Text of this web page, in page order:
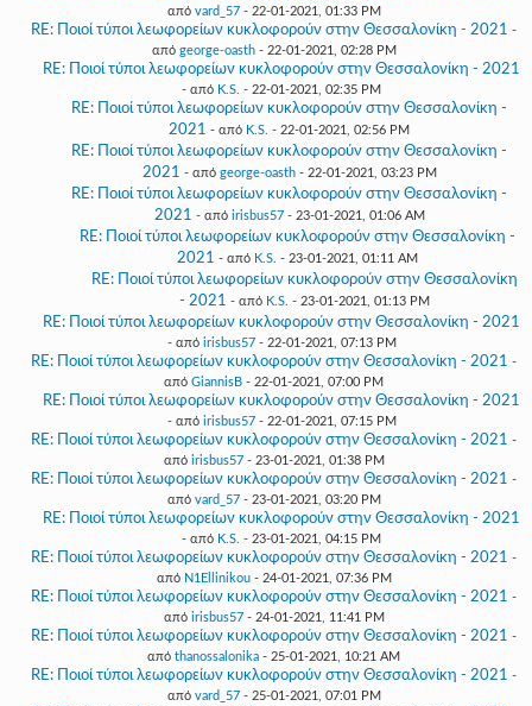
από vard_57- 22-01-2021, 01:33 PM
RE: Ποιοί τύποι λεωφορείων κυκλοφορούν στην Θεσσαλονίκη - 2021 -
από george-oasth- 22-01-2021, 02:28 PM
RE: Ποιοί τύποι λεωφορείων κυκλοφορούν στην Θεσσαλονίκη - 2021
- από K.S. - 22-01-2021, 02:35 PM
RE: Ποιοί τύποι λεωφορείων κυκλοφορούν στην Θεσσαλονίκη -
2021 - από K.S. - 22-01-2021, 02:56 PM
RE: Ποιοί τύποι λεωφορείων κυκλοφορούν στην Θεσσαλονίκη -
2021 - από george-oasth- 22-01-2021, 03:23 PM
RE: Ποιοί τύποι λεωφορείων κυκλοφορούν στην Θεσσαλονίκη -
2021 - από irisbus57- 23-01-2021, 01:06 AM
RE: Ποιοί τύποι λεωφορείων κυκλοφορούν στην Θεσσαλονίκη -
2021 - από K.S. - 23-01-2021, 01:11 AM
RE: Ποιοί τύποι λεωφορείων κυκλοφορούν στην Θεσσαλονίκη
- 2021 - από K.S. - 23-01-2021, 01:13 PM
RE: Ποιοί τύποι λεωφορείων κυκλοφορούν στην Θεσσαλονίκη - 2021
- από irisbus57- 22-01-2021, 07:13 PM
RE: Ποιοί τύποι λεωφορείων κυκλοφορούν στην Θεσσαλονίκη - 2021 -
από GiannisB - 22-01-2021, 07:00 PM
RE: Ποιοί τύποι λεωφορείων κυκλοφορούν στην Θεσσαλονίκη - 2021
- από irisbus57- 22-01-2021, 07:15 PM
RE: Ποιοί τύποι λεωφορείων κυκλοφορούν στην Θεσσαλονίκη - 2021 -
από irisbus57- 23-01-2021, 01:38 PM
RE: Ποιοί τύποι λεωφορείων κυκλοφορούν στην Θεσσαλονίκη - 2021 -
από vard_57- 23-01-2021, 03:20 PM
RE: Ποιοί τύποι λεωφορείων κυκλοφορούν στην Θεσσαλονίκη - 2021
- από K.S. - 23-01-2021, 04:15 PM
RE: Ποιοί τύποι λεωφορείων κυκλοφορούν στην Θεσσαλονίκη - 2021 -
από N1Ellinikou- 24-01-2021, 07:36 PM
RE: Ποιοί τύποι λεωφορείων κυκλοφορούν στην Θεσσαλονίκη - 2021 -
από irisbus57- 24-01-2021, 11:41 PM
RE: Ποιοί τύποι λεωφορείων κυκλοφορούν στην Θεσσαλονίκη - 2021 -
από thanossalonika - 25-01-2021, 10:21 AM
RE: Ποιοί τύποι λεωφορείων κυκλοφορούν στην Θεσσαλονίκη - 2021 -
από vard_57- 25-01-2021, 07:01 PM